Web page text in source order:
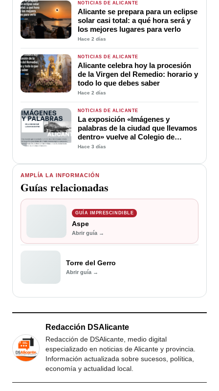
AMPLÍA LA INFORMACIÓN
Guías relacionadas
GUÍA IMPRESCINDIBLE
Aspe
Abrir guía →
Torre del Gerro
Abrir guía →
NOTICIAS DE ALICANTE
Alicante se prepara para un eclipse
solar casi total: a qué hora será y
los mejores lugares para verlo
Hace 2 días
NOTICIAS DE ALICANTE
Alicante celebra hoy la procesión
de la Virgen del Remedio: horario y
todo lo que debes saber
Hace 2 días
NOTICIAS DE ALICANTE
La exposición «Imágenes y
palabras de la ciudad que llevamos
dentro» vuelve al Colegio de
Médicos de Alicante
Hace 3 días
Redacción DSAlicante
Redacción de DSAlicante, medio digital
especializado en noticias de Alicante y provincia.
Información actualizada sobre sucesos, política,
economía y actualidad local.